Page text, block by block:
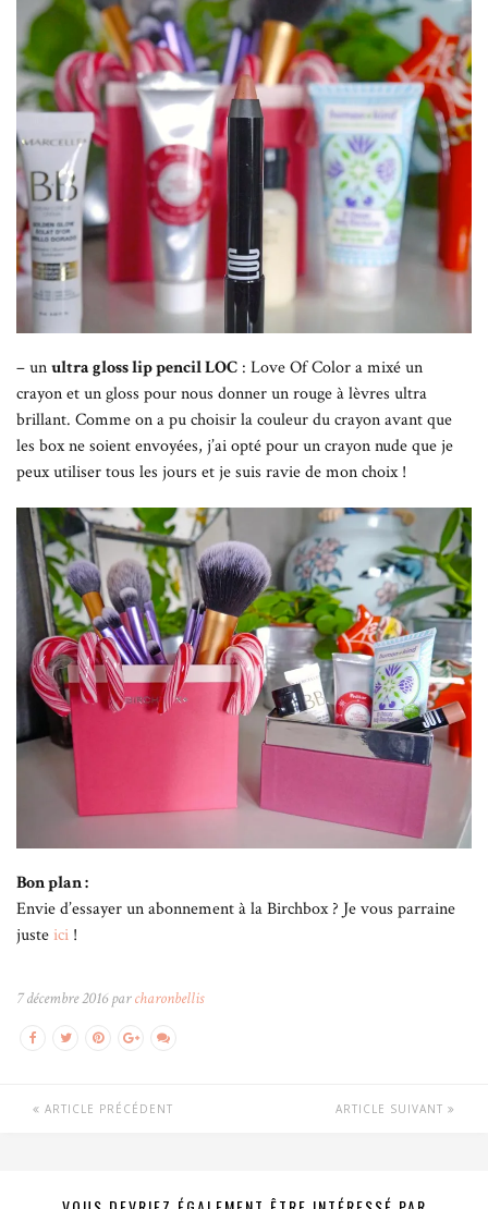
– unultra gloss lip pencil LOC : Love Of Color a mixé un
crayon et un gloss pour nous donner un rouge à lèvres ultra
brillant. Comme on a pu choisir la couleur du crayon avant que
les box ne soient envoyées, j’ai opté pour un crayon nude que je
peux utiliser tous les jours et je suis ravie de mon choix !
Bon plan :
Envie d’essayer un abonnement à la Birchbox ? Je vous parraine
justeici !
7 décembre 2016 parcharonbellis
ARTICLE PRÉCÉDENT ARTICLE SUIVANT